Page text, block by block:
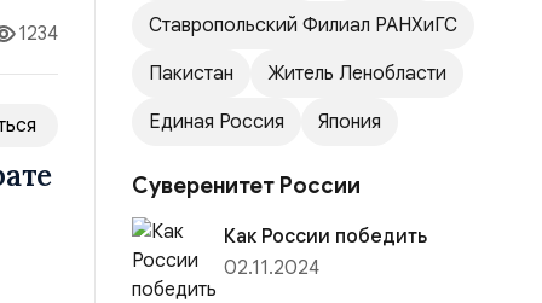
1234
Ставропольский Филиал РАНХиГС
Пакистан
Житель Ленобласти
Единая Россия
Япония
Суверенитет России
Как России победить
02.11.2024